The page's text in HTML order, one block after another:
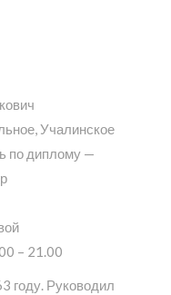
Учалинское
по диплому —
– 21.00
году. Руководил